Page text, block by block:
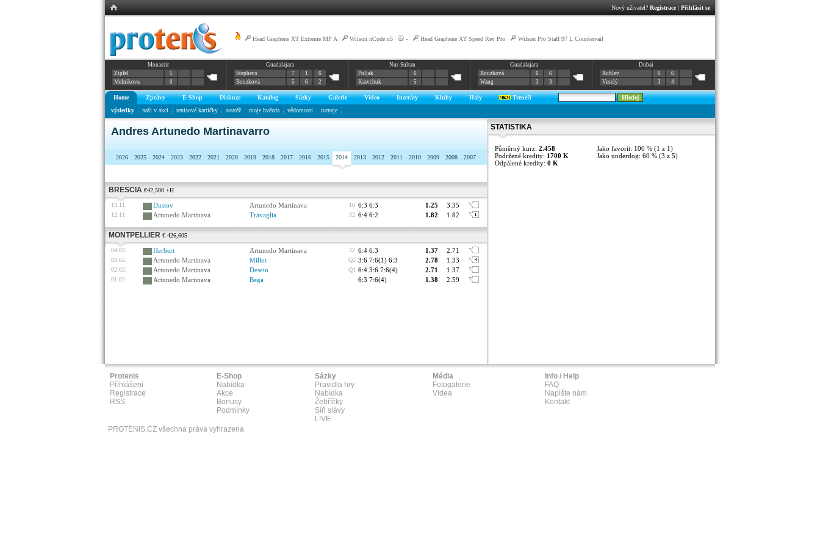
Nový uživatel? Registrace| Přihlásit se
Head Graphene XT Extreme MP A Wilson nCode n5 - Head Graphene XT Speed Rev Pro Wilson Pro Staff 97 L Countervail
Monastir
Zipfel
5
Melnikova
0
Guadalajara
Stephens
7 1
6
Bouzková
5 6 2
Nur-Sultan
Poljak
6
Kravchuk
5
Guadalajara
Bouzková
6
6
Wang
3 3
Dubai
Rublev
6
6
Veselý
3 4
Home Zprávy E-Shop Diskuze Katalog Sázky Galerie Video Inzeráty Kluby Haly
Trenéři
výsledky
naši v akci tenisové kartičky soutěž moje hvězda vědomosti turnaje
Andres Artunedo Martinavarro
2026 2025 2024 2023 2022 2021 2020 2019 2018 2017 2016 2015 2014 2013 2012 2011 2010 2009 2008 2007
BRESCIA €42,500 +H
13.11. Dustov Artunedo Martinava 16 6:3 6:3 1.25 3.35
12.11. Artunedo Martinava Travaglia 32 6:4 6:2 1.82 1.82
MONTPELLIER € 426,605
04.02. Herbert Artunedo Martinava 32 6:4 6:3 1.37 2.71
03.02. Artunedo Martinava Millot Q2 3:6 7:6(1) 6:3 2.78 1.33
02.02. Artunedo Martinava Desein Q1 6:4 3:6 7:6(4) 2.71 1.37
01.02. Artunedo Martinava Bega 6:3 7:6(4) 1.38 2.59
STATISTIKA
Půměrný kurz: 2.458
Podržené kredity: 1700 K
Odpálené kredity: 0 K
Jako favorit: 100 % (1 z 1)
Jako underdog: 60 % (3 z 5)
Protenis
Přihlášení
Registrace
RSS
E-Shop
Nabídka
Akce
Bonusy
Podmínky
Sázky
Pravidla hry
Nabídka
Žebříčky
Síň slávy
L!VE
Média
Fotogalerie
Videa
Info / Help
FAQ
Napište nám
Kontakt
PROTENIS.CZ všechna práva vyhrazena